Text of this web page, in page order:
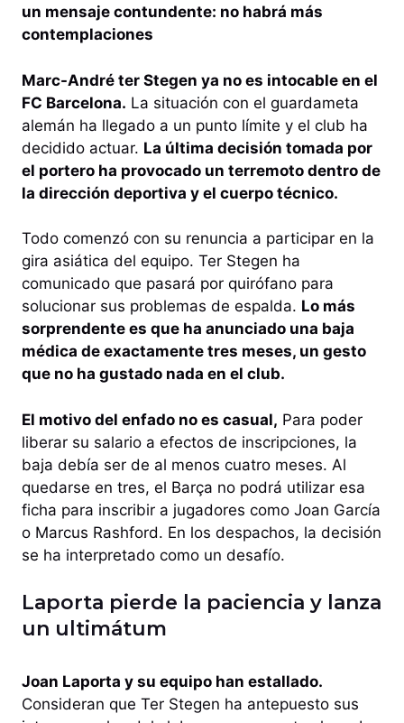
un mensaje contundente: no habrá más
contemplaciones
Marc-André ter Stegen ya no es intocable en el
FC Barcelona. La situación con el guardameta
alemán ha llegado a un punto límite y el club ha
decidido actuar. La última decisión tomada por
el portero ha provocado un terremoto dentro de
la dirección deportiva y el cuerpo técnico.
Todo comenzó con su renuncia a participar en la
gira asiática del equipo. Ter Stegen ha
comunicado que pasará por quirófano para
solucionar sus problemas de espalda. Lo más
sorprendente es que ha anunciado una baja
médica de exactamente tres meses, un gesto
que no ha gustado nada en el club.
El motivo del enfado no es casual, Para poder
liberar su salario a efectos de inscripciones, la
baja debía ser de al menos cuatro meses. Al
quedarse en tres, el Barça no podrá utilizar esa
ficha para inscribir a jugadores como Joan García
o Marcus Rashford. En los despachos, la decisión
se ha interpretado como un desafío.
Laporta pierde la paciencia y lanza
un ultimátum
Joan Laporta y su equipo han estallado.
Consideran que Ter Stegen ha antepuesto sus